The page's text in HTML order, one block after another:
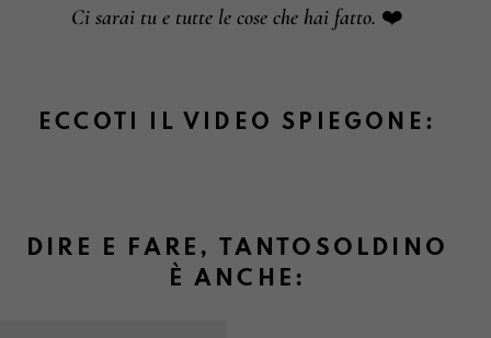
Ci sarai tu e tutte le cose che hai fatto. ❤️
ECCOTI IL VIDEO SPIEGONE:
DIRE E FARE, TANTOSOLDINO
È ANCHE: